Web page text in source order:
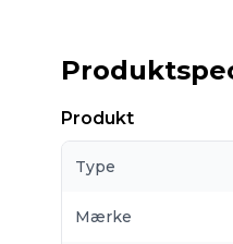
Produkt
Type
Mærke